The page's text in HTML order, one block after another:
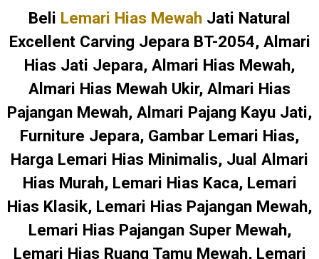
Beli Lemari Hias Mewah Jati Natural
Excellent Carving Jepara BT-2054, Almari
Hias Jati Jepara, Almari Hias Mewah,
Almari Hias Mewah Ukir, Almari Hias
Pajangan Mewah, Almari Pajang Kayu Jati,
Furniture Jepara, Gambar Lemari Hias,
Harga Lemari Hias Minimalis, Jual Almari
Hias Murah, Lemari Hias Kaca, Lemari
Hias Klasik, Lemari Hias Pajangan Mewah,
Lemari Hias Pajangan Super Mewah,
Lemari Hias Ruang Tamu Mewah, Lemari